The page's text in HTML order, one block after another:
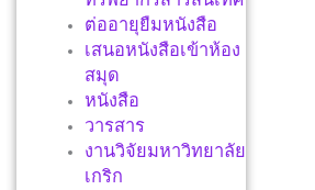
ต่ออายุยืมหนังสือ
เสนอหนังสือเข้าห้อง
สมุด
หนังสือ
วารสาร
งานวิจัยมหาวิทยาลัย
เกริก